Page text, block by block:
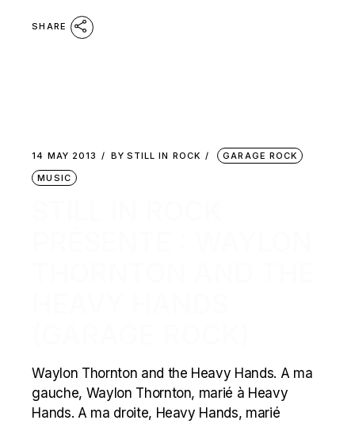
SHARE
14 MAY 2013 BY STILL IN ROCK
GARAGE ROCK
MUSIC
Waylon Thornton and the Heavy Hands. A ma
gauche, Waylon Thornton, marié à Heavy
Hands. A ma droite, Heavy Hands, marié